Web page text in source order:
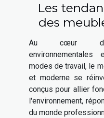
Les
des
durables
Au cœur des
modes de travail, le
et moderne se
conçus pour allier
l'environnement,
du monde